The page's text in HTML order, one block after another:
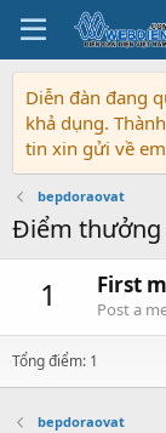
Diễn đàn đang
khả dụng.
tin xin gửi về
bepdoraovat
Điểm thưởng
1 First
Post a
Tổng điểm: 1
bepdoraovat